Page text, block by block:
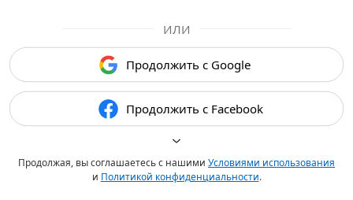
ИЛИ
Продолжить с Google
Продолжить с Facebook
Продолжая, вы соглашаетесь с нашими Условиями использования
и Политикой конфиденциальности.